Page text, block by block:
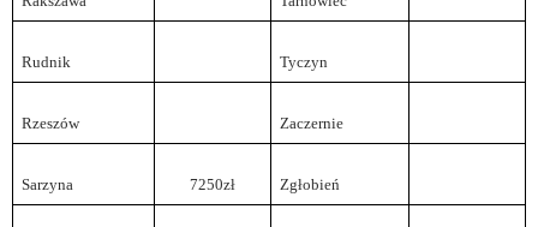
Rudnik Tyczyn
Rzeszów Zaczernie
Sarzyna 7250zł Zgłobień